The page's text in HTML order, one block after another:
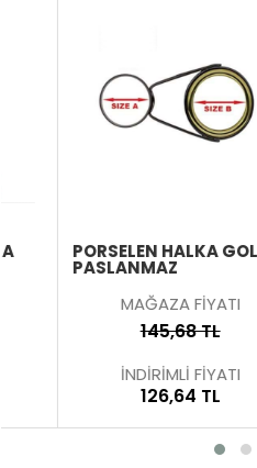
PORSELEN HALKA GOLD
PASLANMAZ
MAĞAZA FİYATI
145,68 TL
İNDİRİMLİ FİYATI
126,64 TL